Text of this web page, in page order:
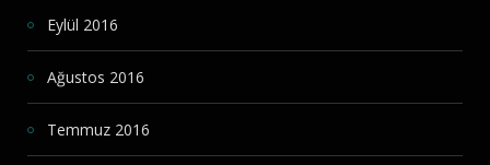
Eylül 2016
Ağustos 2016
Temmuz 2016